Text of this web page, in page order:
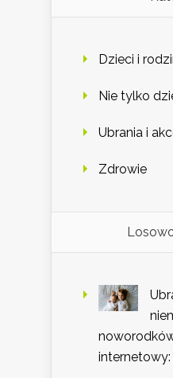
Dzieci i
Nie tylko
Ubrania i
Zdrowie